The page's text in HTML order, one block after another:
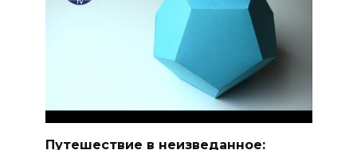
Путешествие в неизведанное: